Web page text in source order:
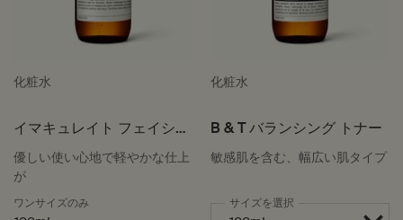
化粧水
イマキュレイト フェイシャ
ル トナー
優しい使い心地で軽やかな仕上
が
ワンサイズのみ
化粧水
B & T バランシング トナー
敏感肌を含む、幅広い肌タイプ
サイズを選択